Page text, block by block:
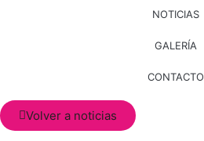
NOTICIAS
GALERÍA
CONTACTO
Volver a noticias